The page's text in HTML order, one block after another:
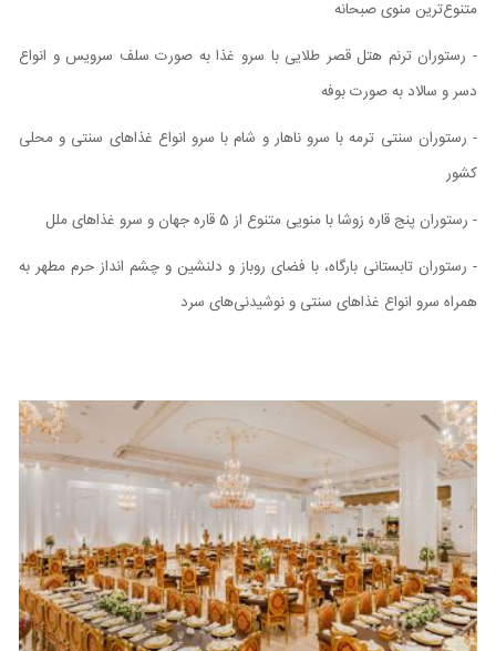
متنوع‌ترین منوی صبحانه
- رستوران ترنم هتل قصر طلایی با سرو غذا به صورت سلف سرویس و انواع
دسر و سالاد به صورت بوفه
- رستوران سنتی ترمه با سرو ناهار و شام با سرو انواع غذاهای سنتی و محلی
کشور
- رستوران پنج قاره زوشا با منویی متنوع از 5 قاره جهان و سرو غذاهای ملل
- رستوران تابستانی بارگاه، با فضای روباز و دلنشین و چشم انداز حرم مطهر به
همراه سرو انواع غذاهای سنتی و نوشیدنی‌های سرد